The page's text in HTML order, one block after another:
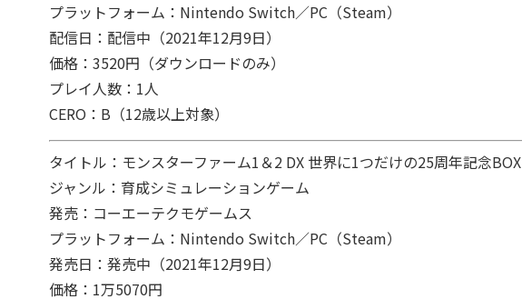
プラットフォーム：Nintendo Switch／PC（Steam）
配信日：配信中（2021年12月9日）
価格：3520円（ダウンロードのみ）
プレイ人数：1人
CERO：B（12歳以上対象）
タイトル：モンスターファーム1＆2 DX 世界に1つだけの25周年記念BOX
ジャンル：育成シミュレーションゲーム
発売：コーエーテクモゲームス
プラットフォーム：Nintendo Switch／PC（Steam）
発売日：発売中（2021年12月9日）
価格：1万5070円